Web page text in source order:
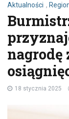
Aktualności ,
nagrodę
18 stycznia 2025